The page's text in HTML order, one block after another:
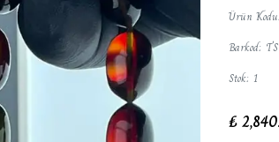
Ürün Kodu:
Barkod:
Stok: 1
₺